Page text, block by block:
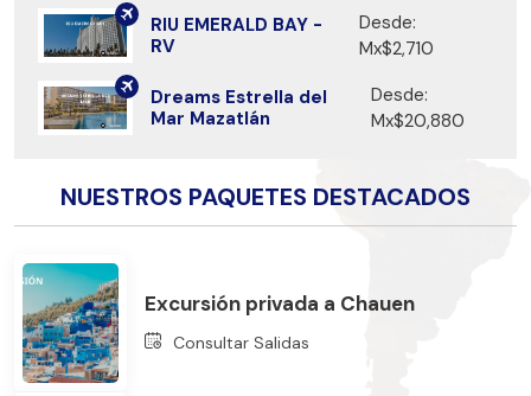
RIU EMERALD BAY -
RV
Desde:
Mx$2,710
Dreams Estrella del
Mar Mazatlán
Desde:
Mx$20,880
NUESTROS PAQUETES DESTACADOS
Excursión privada a Chauen
Consultar Salidas